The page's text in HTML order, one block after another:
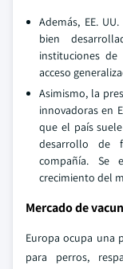
Además, EE.
bien
instituciones
acceso
Asimismo, la
innovadoras en
que el país
desarrollo de
compañía. Se
crecimiento del
Mercado de
Europa ocupa una
para perros,